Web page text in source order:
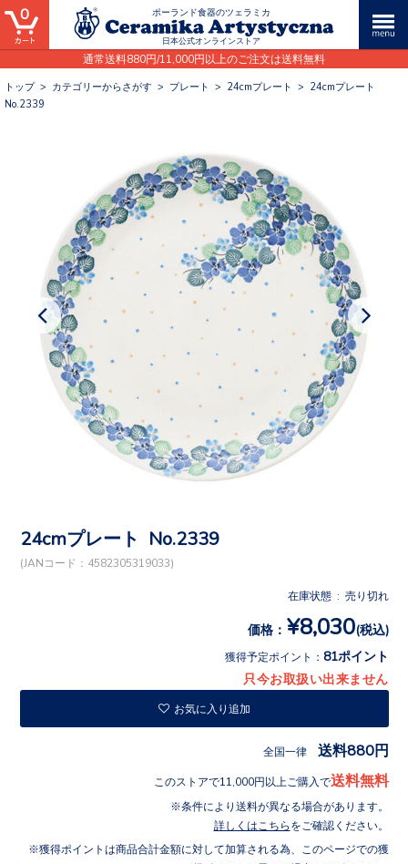
ポーランド食器のツェラミカ
日本公式オンラインストア
通常送料880円/11,000円以上のご注文は送料無料
0
トップ> カテゴリーからさがす > プレート > 24cmプレート > 24cmプレート
No.2339
24cmプレート No.2339
(JANコード：4582305319033)
在庫状態 : 売り切れ
価格： ¥8,030(税込)
獲得予定ポイント： 81ポイント
只今お取扱い出来ません
お気に入り追加
全国一律 送料880円
このストアで11,000円以上ご購入で送料無料
条件により送料が異なる場合があります。
詳しくはこちら をご確認ください。
獲得ポイントは商品合計金額に対して加算される為、このページでの獲